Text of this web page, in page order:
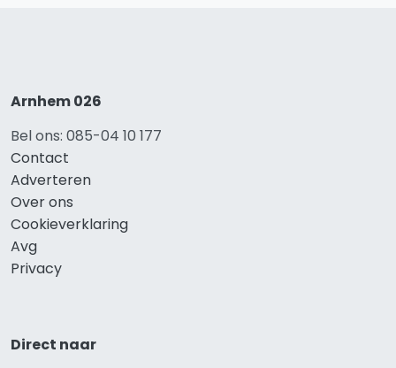
Arnhem 026
Bel ons: 085-04 10 177
Contact
Adverteren
Over ons
Cookieverklaring
Avg
Privacy
Direct naar